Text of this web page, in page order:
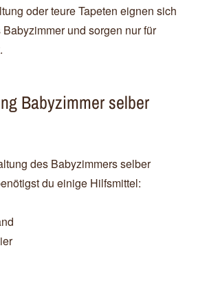
oder teure Tapeten eignen sich
und sorgen nur für
Babyzimmer selber
des Babyzimmers selber
du einige Hilfsmittel: